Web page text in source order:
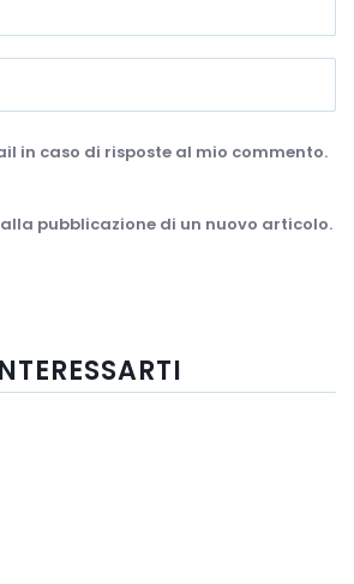
in caso di risposte al mio commento.
pubblicazione di un nuovo articolo.